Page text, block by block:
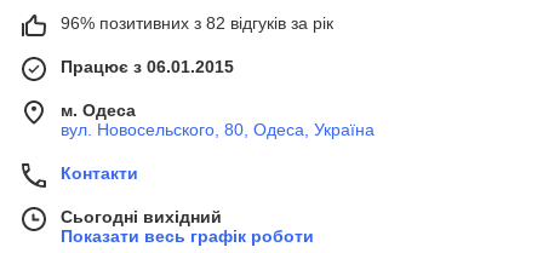
96% позитивних з 82 відгуків за рік
Працює з 06.01.2015
м. Одеса
вул. Новосельского, 80, Одеса, Україна
Контакти
Сьогодні вихідний
Показати весь графік роботи